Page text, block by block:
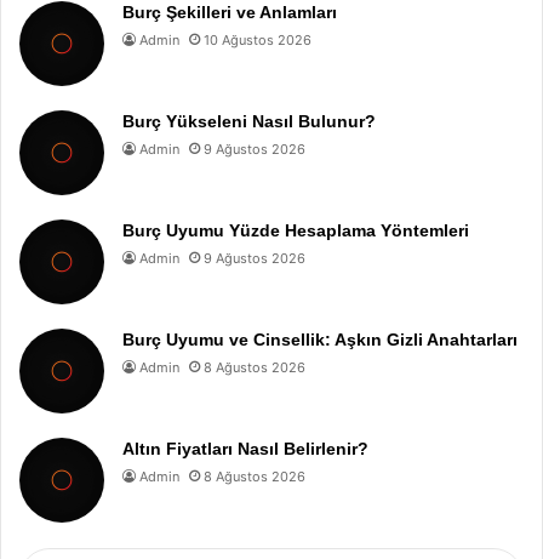
Burç Şekilleri ve Anlamları
Admin 10 Ağustos 2026
Burç Yükseleni Nasıl Bulunur?
Admin 9 Ağustos 2026
Burç Uyumu Yüzde Hesaplama Yöntemleri
Admin 9 Ağustos 2026
Burç Uyumu ve Cinsellik: Aşkın Gizli Anahtarları
Admin 8 Ağustos 2026
Altın Fiyatları Nasıl Belirlenir?
Admin 8 Ağustos 2026